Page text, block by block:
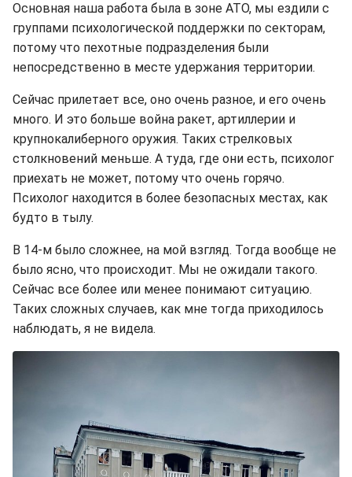
Основная наша работа была в зоне АТО, мы ездили с
группами психологической поддержки по секторам,
потому что пехотные подразделения были
непосредственно в месте удержания территории.
Сейчас прилетает все, оно очень разное, и его очень
много. И это больше война ракет, артиллерии и
крупнокалиберного оружия. Таких стрелковых
столкновений меньше. А туда, где они есть, психолог
приехать не может, потому что очень горячо.
Психолог находится в более безопасных местах, как
будто в тылу.
В 14-м было сложнее, на мой взгляд. Тогда вообще не
было ясно, что происходит. Мы не ожидали такого.
Сейчас все более или менее понимают ситуацию.
Таких сложных случаев, как мне тогда приходилось
наблюдать, я не видела.